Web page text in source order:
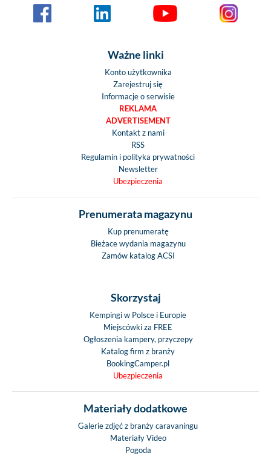
Ważne linki
Konto użytkownika
Zarejestruj się
Informacje o serwisie
REKLAMA
ADVERTISEMENT
Kontakt z nami
RSS
Regulamin i polityka prywatności
Newsletter
Ubezpieczenia
Prenumerata magazynu
Kup prenumeratę
Bieżace wydania magazynu
Zamów katalog ACSI
Skorzystaj
Kempingi w Polsce i Europie
Miejscówki za FREE
Ogłoszenia kampery, przyczepy
Katalog firm z branży
BookingCamper.pl
Ubezpieczenia
Materiały dodatkowe
Galerie zdjęć z branży caravaningu
Materiały Video
Pogoda